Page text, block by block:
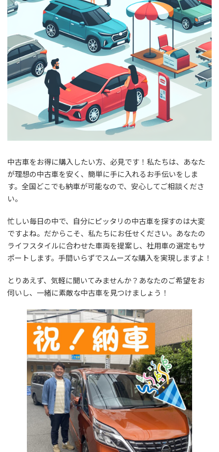
中古車をお得に購入したい方、必見です！私たちは、あなた
が理想の中古車を安く、簡単に手に入れるお手伝いをしま
す。全国どこでも納車が可能なので、安心してご相談くださ
い。
忙しい毎日の中で、自分にピッタリの中古車を探すのは大変
ですよね。だからこそ、私たちにお任せください。あなたの
ライフスタイルに合わせた車両を提案し、社用車の選定もサ
ポートします。手間いらずでスムーズな購入を実現しますよ！
とりあえず、気軽に聞いてみませんか？あなたのご希望をお
伺いし、一緒に素敵な中古車を見つけましょう！